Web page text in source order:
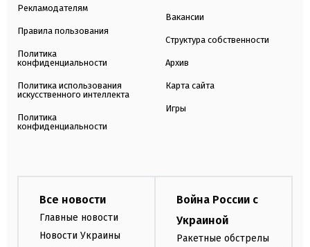
Рекламодателям
Правила пользования
Политика
конфиденциальности
Политика использования
искусственного интеллекта
Политика
конфиденциальности
Вакансии
Структура собственности
Архив
Карта сайта
Игры
Все новости
Главные новости
Новости Украины
Война России с
Украиной
Ракетные обстрелы